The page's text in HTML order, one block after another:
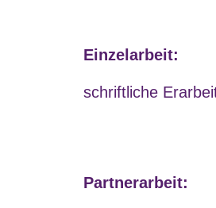
Einzelarbeit:
schriftliche
Partnerarbeit: